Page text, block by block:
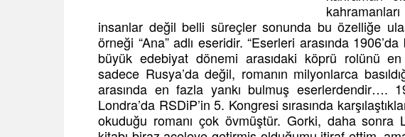
insanlar değil belli süreçler sonunda bu özelliğe
örneği “Ana” adlı eseridir. “Eserleri arasında
büyük edebiyat dönemi arasıdaki köprü rolünü
sadece Rusya’da değil, romanın milyonlarca
arasında en fazla yankı bulmuş eserlerdendir….
Londra’da RSDiP’in 5. Kongresi sırasında
okuduğu romanı çok övmüştür. Gorki, daha sonra